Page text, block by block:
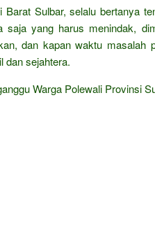
Sulbar, selalu bertanya
saja yang harus menindak,
dan kapan waktu masalah
dan sejahtera.
Warga Polewali Provinsi